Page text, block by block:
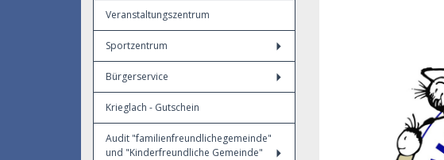
Veranstaltungszentrum
Sportzentrum
Bürgerservice
Krieglach - Gutschein
Audit "familienfreundlichegemeinde"
und "Kinderfreundliche Gemeinde"